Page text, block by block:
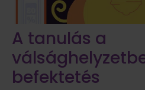
A tanulás a
befektetés